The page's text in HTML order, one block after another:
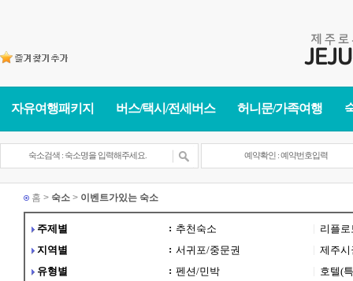
자유여행패키지 버스/택시/전세버스 허니문/가족여행
홈 > 숙소 > 이벤트가있는 숙소
주제별 : 추천숙소
리플
지역별
: 서귀포/중문권
제주시
유형별
: 펜션/민박
호텔(